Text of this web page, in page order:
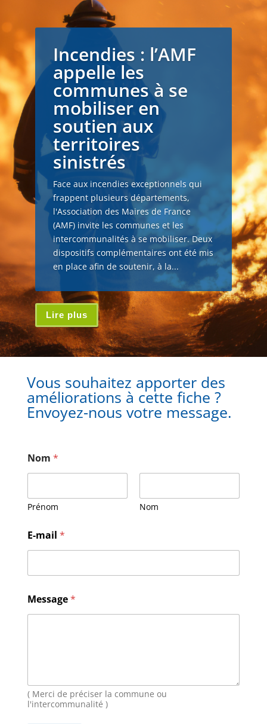
Incendies : l’AMF
appelle les
communes à se
mobiliser en
soutien aux
territoires
sinistrés
Face aux incendies exceptionnels qui
frappent plusieurs départements,
l'Association des Maires de France
(AMF) invite les communes et les
intercommunalités à se mobiliser. Deux
dispositifs complémentaires ont été mis
en place afin de soutenir, à la...
Lire plus
Vous souhaitez apporter des
améliorations à cette fiche ?
Envoyez-nous votre message.
Nom *
Prénom Nom
e
s
a
e
E
-
o
m
E-mail *
Message*
( Merci de préciser la commune ou
l'intercommunalité )